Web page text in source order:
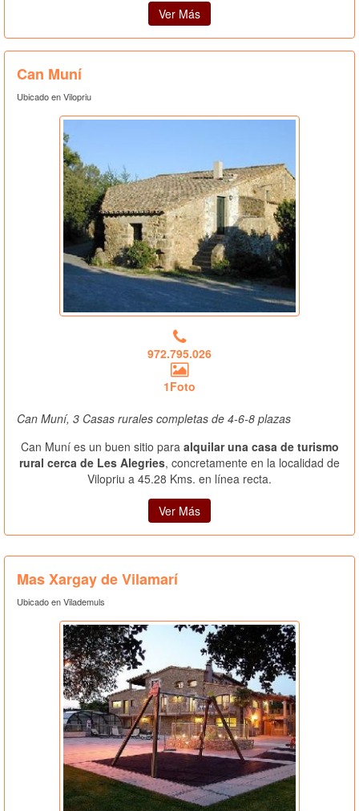
Ver Más
Can Muní
Ubicado en Vilopriu
972.795.026
1Foto
Can Muní, 3 Casas rurales completas de 4-6-8 plazas
Can Muní es un buen sitio para alquilar una casa de turismo
rural cerca de Les Alegries, concretamente en la localidad de
Vilopriu a 45.28 Kms. en línea recta.
Ver Más
Mas Xargay de Vilamarí
Ubicado en Vilademuls